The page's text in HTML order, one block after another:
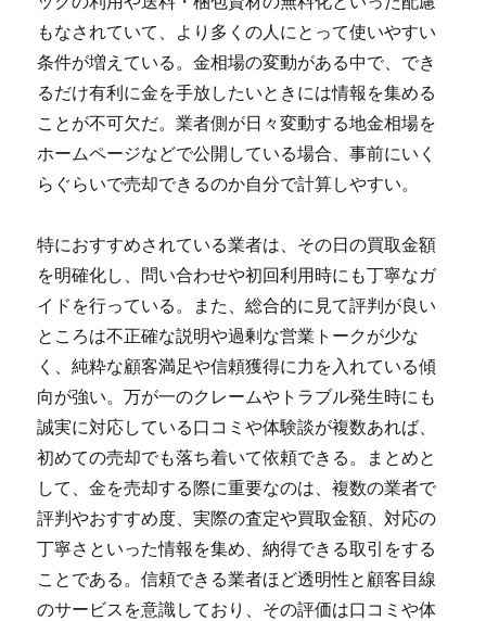
もなされていて、より多くの人にとって使いやすい
条件が増えている。金相場の変動がある中で、でき
るだけ有利に金を手放したいときには情報を集める
ことが不可欠だ。業者側が日々変動する地金相場を
ホームページなどで公開している場合、事前にいく
らぐらいで売却できるのか自分で計算しやすい。
特におすすめされている業者は、その日の買取金額
を明確化し、問い合わせや初回利用時にも丁寧なガ
イドを行っている。また、総合的に見て評判が良い
ところは不正確な説明や過剰な営業トークが少な
く、純粋な顧客満足や信頼獲得に力を入れている傾
向が強い。万が一のクレームやトラブル発生時にも
誠実に対応している口コミや体験談が複数あれば、
初めての売却でも落ち着いて依頼できる。まとめと
して、金を売却する際に重要なのは、複数の業者で
評判やおすすめ度、実際の査定や買取金額、対応の
丁寧さといった情報を集め、納得できる取引をする
ことである。信頼できる業者ほど透明性と顧客目線
のサービスを意識しており、その評価は口コミや体